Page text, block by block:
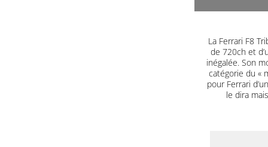
La Ferrari F8
de 720ch et
inégalée. Son
catégorie du «
pour Ferrari
le dira